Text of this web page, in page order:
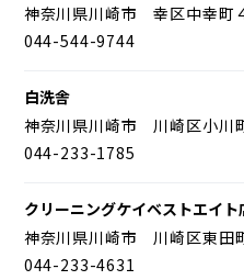
神奈川県川崎市 幸区中幸町
044-544-9744
白洗舎
神奈川県川崎市 川崎区小川
044-233-1785
クリーニングケイベストエイト
神奈川県川崎市 川崎区東田
044-233-4631